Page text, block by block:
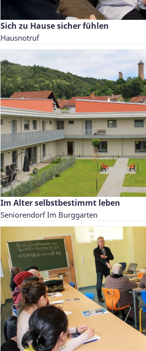
Sich zu Hause sicher fühlen
Hausnotruf
Im Alter selbstbestimmt leben
Seniorendorf Im Burggarten